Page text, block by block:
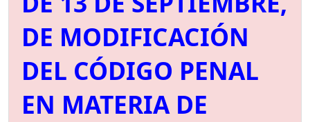
DE MODIFICACIÓN
DEL CÓDIGO PENAL
EN MATERIA DE